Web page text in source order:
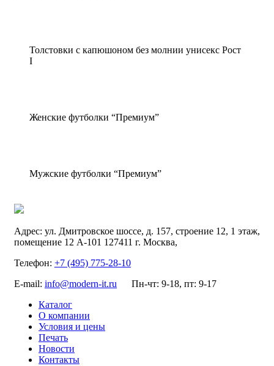
Толстовки с капюшоном без молнии унисекс Рост
I
Женские футболки “Премиум”
Мужские футболки “Премиум”
Адрес: ул. Дмитровское шоссе, д. 157, строение 12, 1 этаж,
помещение 12 А-101 127411 г. Москва,
Телефон: +7 (495) 775-28-10
E-mail: info@modern-it.ru
Пн-чт: 9-18, пт: 9-17
Каталог
О компании
Условия и цены
Печать
Новости
Контакты